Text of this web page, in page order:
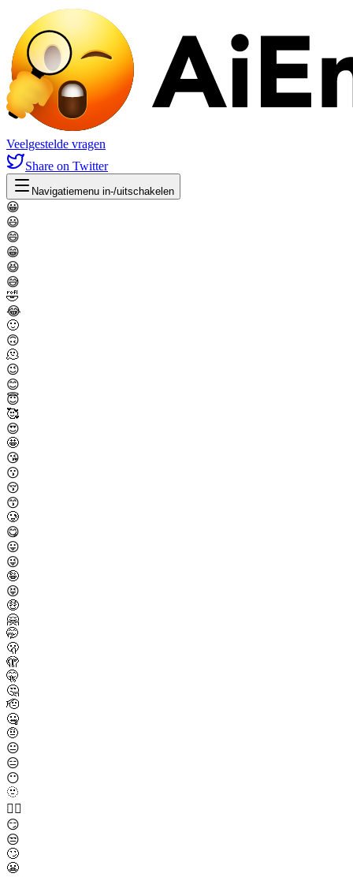
Veelgestelde vragen
Share on Twitter
Navigatiemenu in-/uitschakelen
😀
😃
😄
😁
😆
😅
🤣
😂
🙂
🙃
🫠
😉
😊
😇
🥰
😍
🤩
😘
😗
😚
😙
🥲
😋
😛
😜
🤪
😝
🤑
🤗
🤭
🫢
🫣
🤫
🤔
🫡
🤐
🤨
😐
😑
😶
🫥
😶‍🌫️
😏
😒
🙄
😬